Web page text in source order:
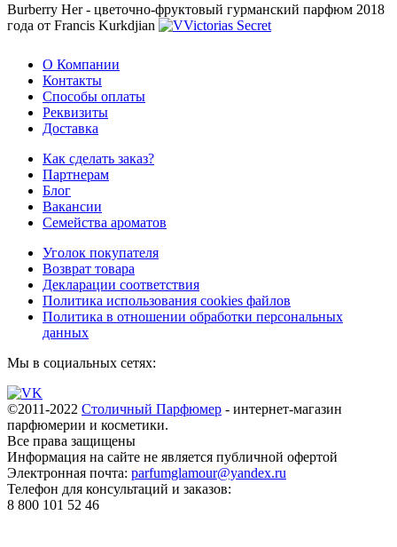
Burberry Her - цветочно-фруктовый гурманский парфюм 2018
года от Francis Kurkdjian
О Компании
Контакты
Способы оплаты
Реквизиты
Доставка
Как сделать заказ?
Партнерам
Блог
Вакансии
Семейства ароматов
Уголок покупателя
Возврат товара
Декларации соответствия
Политика использования cookies файлов
Политика в отношении обработки персональных
данных
Мы в социальных сетях:
©2011-2022 Столичный Парфюмер - интернет-магазин
парфюмерии и косметики.
Все права защищены
Информация на сайте не является публичной офертой
Электронная почта: parfumglamour@yandex.ru
Телефон для консультаций и заказов:
8 800 101 52 46